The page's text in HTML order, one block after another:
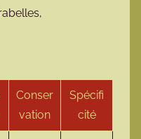
Conser
vation
Spécifi
cité